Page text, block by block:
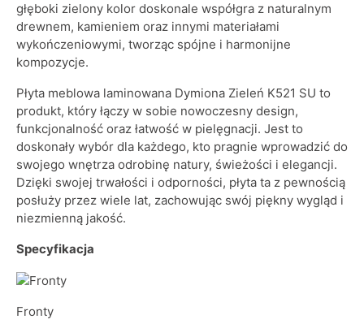
głęboki zielony kolor doskonale współgra z naturalnym
drewnem, kamieniem oraz innymi materiałami
wykończeniowymi, tworząc spójne i harmonijne
kompozycje.
Płyta meblowa laminowana Dymiona Zieleń K521 SU to
produkt, który łączy w sobie nowoczesny design,
funkcjonalność oraz łatwość w pielęgnacji. Jest to
doskonały wybór dla każdego, kto pragnie wprowadzić do
swojego wnętrza odrobinę natury, świeżości i elegancji.
Dzięki swojej trwałości i odporności, płyta ta z pewnością
posłuży przez wiele lat, zachowując swój piękny wygląd i
niezmienną jakość.
Specyfikacja
Fronty